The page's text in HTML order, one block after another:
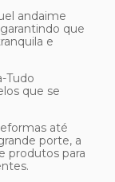
andaime
que
e
Tudo
que se
até
porte, a
produtos para